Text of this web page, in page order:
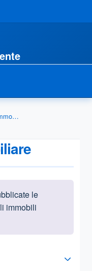
Beni immobili e gestione patrimonio
le
immobili